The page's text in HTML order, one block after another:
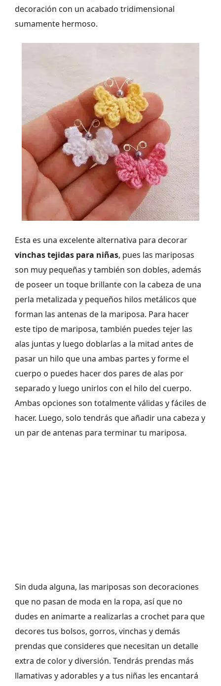
decoración con un acabado tridimensional
sumamente hermoso.
Esta es una excelente alternativa para decorar
vinchas tejidas para niñas, pues las mariposas
son muy pequeñas y también son dobles, además
de poseer un toque brillante con la cabeza de una
perla metalizada y pequeños hilos metálicos que
forman las antenas de la mariposa. Para hacer
este tipo de mariposa, también puedes tejer las
alas juntas y luego doblarlas a la mitad antes de
pasar un hilo que una ambas partes y forme el
cuerpo o puedes hacer dos pares de alas por
separado y luego unirlos con el hilo del cuerpo.
Ambas opciones son totalmente válidas y fáciles de
hacer. Luego, solo tendrás que añadir una cabeza y
un par de antenas para terminar tu mariposa.
Sin duda alguna, las mariposas son decoraciones
que no pasan de moda en la ropa, así que no
dudes en animarte a realizarlas a crochet para que
decores tus bolsos, gorros, vinchas y demás
prendas que consideres que necesitan un detalle
extra de color y diversión. Tendrás prendas más
llamativas y adorables y a tus niñas les encantará